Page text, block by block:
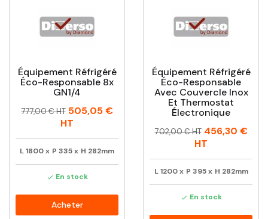
Équipement Réfrigéré
Éco-Responsable 8x
GN1/4
Prix
Prix
777,00 € HT 505,05 €
HT
L1800x P 335x H 282mm
 En stock
Acheter
Équipement Réfrigéré
Éco-Responsable
Avec Couvercle Inox
Et Thermostat
Électronique
Prix
Prix
702,00 € HT 456,30 €
HT
L 1200 x P 395 x H 282mm
 En stock